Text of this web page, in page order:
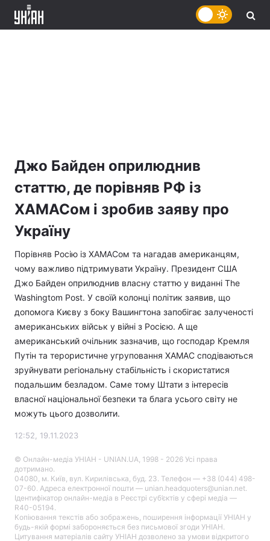
Джо Байден оприлюднив
статтю, де порівняв РФ із
ХАМАСом і зробив заяву про
Україну
Порівняв Росію із ХАМАСом та нагадав американцям,
чому важливо підтримувати Україну. Президент США
Джо Байден оприлюднив власну статтю у виданні The
Washingtom Post. У своїй колонці політик заявив, що
допомога Києву з боку Вашингтона запобігає залученості
американських військ у війні з Росією. А ще
американський очільник зазначив, що господар Кремля
Путін та терористичне угруповання ХАМАС сподіваються
зруйнувати регіональну стабільність і скористатися
подальшим безладом. Саме тому Штати з інтересів
власної національної безпеки та блага усього світу не
можуть цього дозволити.
12:52, 19.11.2023
© Онлайн-медіа УНІАН - UNIAN.UA, 1998 - 2026 Усі права
дотримано.
04080, м. Київ, вул. Кирилівська, буд. 23. Телефон — +38 (044) 498-
07-60. Адреса електронної пошти — unian.headquoters@unian.net.
Ідентифікатор онлайн-медіа в Реєстрі суб’єктів у сфері медіа —
R40-05194.
Копіювання текстів або зображень, поширення інформації УНІАН у
будь-якій формі забороняється без письмової згоди УНІАН.
Цитування матеріалів сайту УНІАН дозволено за умови відкритого